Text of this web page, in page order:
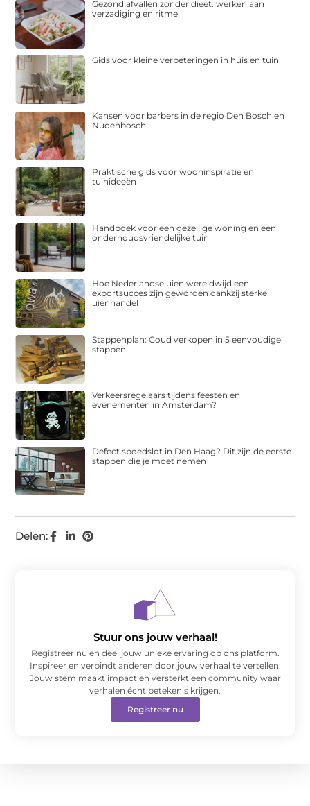
Delen:
Gezond afvallen zonder dieet: werken aan
verzadiging en ritme
Gids voor kleine verbeteringen in huis en tuin
Kansen voor barbers in de regio Den Bosch en
Nudenbosch
Praktische gids voor wooninspiratie en
tuinideeën
Handboek voor een gezellige woning en een
onderhoudsvriendelijke tuin
Hoe Nederlandse uien wereldwijd een
exportsucces zijn geworden dankzij sterke
uienhandel
Stappenplan: Goud verkopen in 5 eenvoudige
stappen
Verkeersregelaars tijdens feesten en
evenementen in Amsterdam?
Defect spoedslot in Den Haag? Dit zijn de eerste
stappen die je moet nemen
Stuur ons jouw verhaal!
Registreer nu en deel jouw unieke ervaring op ons platform.
Inspireer en verbindt anderen door jouw verhaal te vertellen.
Jouw stem maakt impact en versterkt een community waar
verhalen écht betekenis krijgen.
Registreer nu